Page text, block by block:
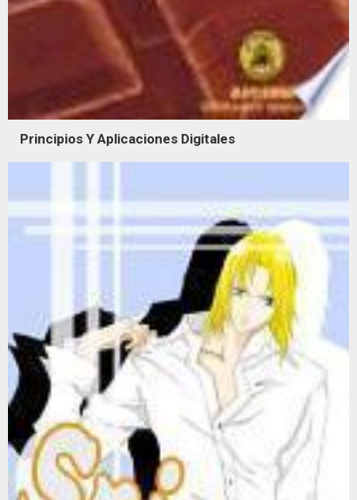
Principios Y Aplicaciones Digitales